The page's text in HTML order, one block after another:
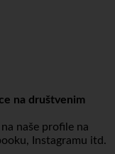
na društvenim
naše profile na